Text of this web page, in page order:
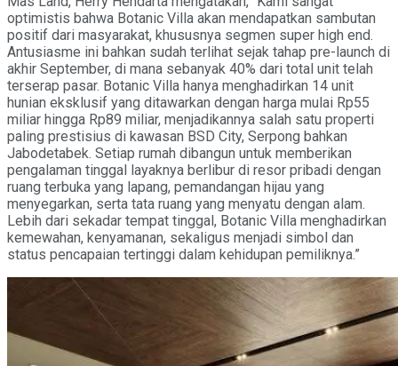
optimistis bahwa Botanic Villa akan mendapatkan sambutan
positif dari masyarakat, khususnya segmen super high end.
Antusiasme ini bahkan sudah terlihat sejak tahap pre-launch di
akhir September, di mana sebanyak 40% dari total unit telah
terserap pasar. Botanic Villa hanya menghadirkan 14 unit
hunian eksklusif yang ditawarkan dengan harga mulai Rp55
miliar hingga Rp89 miliar, menjadikannya salah satu properti
paling prestisius di kawasan BSD City, Serpong bahkan
Jabodetabek. Setiap rumah dibangun untuk memberikan
pengalaman tinggal layaknya berlibur di resor pribadi dengan
ruang terbuka yang lapang, pemandangan hijau yang
menyegarkan, serta tata ruang yang menyatu dengan alam.
Lebih dari sekadar tempat tinggal, Botanic Villa menghadirkan
kemewahan, kenyamanan, sekaligus menjadi simbol dan
status pencapaian tertinggi dalam kehidupan pemiliknya.”